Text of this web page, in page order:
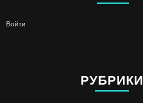
Войти
РУБРИКИ